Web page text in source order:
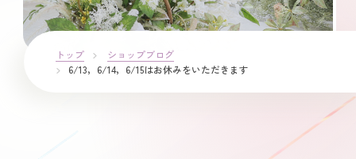
トップ
ショップブログ
6/13，6/14，6/15はお休みをいただきます